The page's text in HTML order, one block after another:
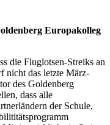
Europakolleg
die Fluglotsen-Streiks an
nicht das letzte März-
des Goldenberg
dass alle
der Schule,